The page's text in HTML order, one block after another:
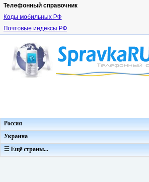
Телефонный справочник
Коды мобильных РФ
Почтовые индексы РФ
Россия
Украина
☰ Ещё страны...